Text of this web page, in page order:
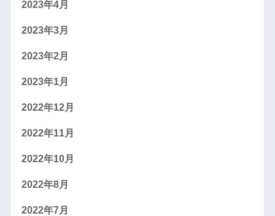
2023年4月
2023年3月
2023年2月
2023年1月
2022年12月
2022年11月
2022年10月
2022年8月
2022年7月